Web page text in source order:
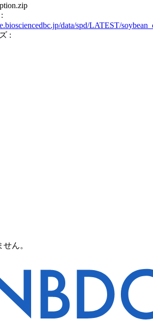
data/spd/LATEST/
:
ん。